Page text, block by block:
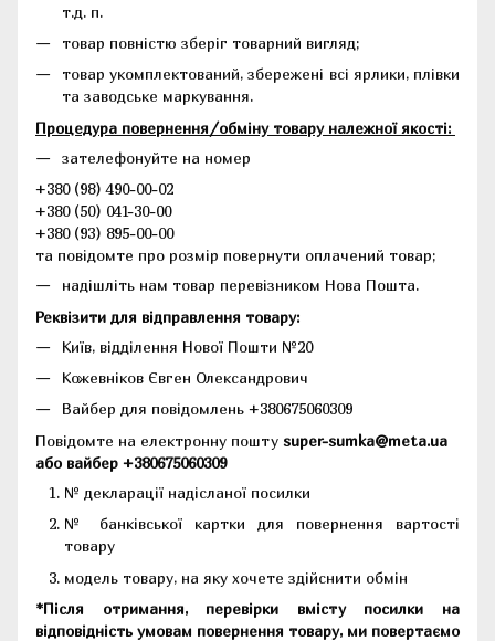
т.д. п.
товар повністю зберіг товарний вигляд;
товар укомплектований, збережені всі ярлики, плівки
та заводське маркування.
Процедура повернення/обміну товару належної якості:
зателефонуйте на номер
+380 (98) 490-00-02
+380 (50) 041-30-00
+380 (93) 895-00-00
та повідомте про розмір повернути оплачений товар;
надішліть нам товар перевізником Нова Пошта.
Реквізити для відправлення товару:
Київ, відділення Нової Пошти №20
Кожевніков Євген Олександрович
Вайбер для повідомлень +380675060309
Повідомте на електронну пошту super-sumka@meta.ua
або вайбер +380675060309
№ декларації надісланої посилки
№ банківської картки для повернення вартості
товару
модель товару, на яку хочете здійснити обмін
*Після отримання, перевірки вмісту посилки на
відповідність умовам повернення товару, ми повертаємо